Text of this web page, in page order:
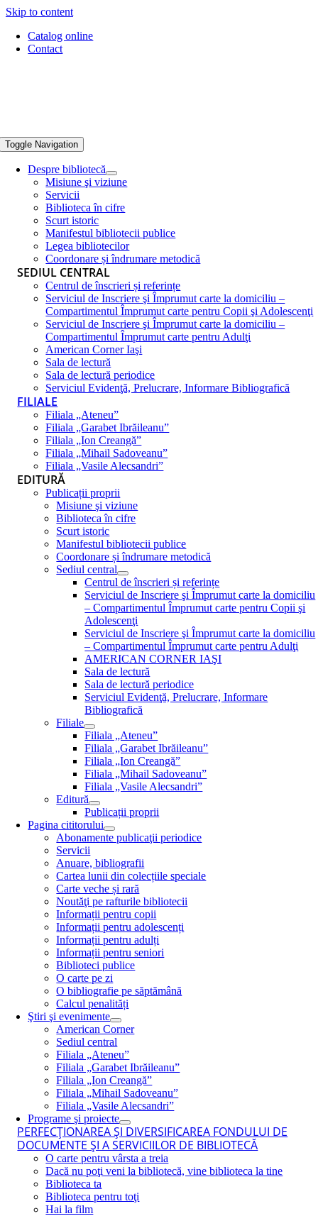
Skip to content
Catalog online
Contact
Toggle Navigation
Despre bibliotecă
Misiune şi viziune
Servicii
Biblioteca în cifre
Scurt istoric
Manifestul bibliotecii publice
Legea bibliotecilor
Coordonare și îndrumare metodică
SEDIUL CENTRAL
Centrul de înscrieri și referințe
Serviciul de Inscriere şi Împrumut carte la domiciliu –
Compartimentul Împrumut carte pentru Copii şi Adolescenţi
Serviciul de Inscriere şi Împrumut carte la domiciliu –
Compartimentul Împrumut carte pentru Adulţi
American Corner Iaşi
Sala de lectură
Sala de lectură periodice
Serviciul Evidenţă, Prelucrare, Informare Bibliografică
FILIALE
Filiala „Ateneu”
Filiala „Garabet Ibrăileanu”
Filiala „Ion Creangă”
Filiala „Mihail Sadoveanu”
Filiala „Vasile Alecsandri”
EDITURĂ
Publicații proprii
Misiune şi viziune
Biblioteca în cifre
Scurt istoric
Manifestul bibliotecii publice
Coordonare și îndrumare metodică
Sediul central
Centrul de înscrieri și referințe
Serviciul de Inscriere şi Împrumut carte la domiciliu
– Compartimentul Împrumut carte pentru Copii şi
Adolescenţi
Serviciul de Inscriere şi Împrumut carte la domiciliu
– Compartimentul Împrumut carte pentru Adulţi
AMERICAN CORNER IAŞI
Sala de lectură
Sala de lectură periodice
Serviciul Evidenţă, Prelucrare, Informare
Bibliografică
Filiale
Filiala „Ateneu”
Filiala „Garabet Ibrăileanu”
Filiala „Ion Creangă”
Filiala „Mihail Sadoveanu”
Filiala „Vasile Alecsandri”
Editură
Publicații proprii
Pagina cititorului
Abonamente publicaţii periodice
Servicii
Anuare, bibliografii
Cartea lunii din colecțiile speciale
Carte veche și rară
Noutăţi pe rafturile bibliotecii
Informații pentru copii
Informații pentru adolescenți
Informații pentru adulți
Informații pentru seniori
Biblioteci publice
O carte pe zi
O bibliografie pe săptămână
Calcul penalități
Ştiri şi evenimente
American Corner
Sediul central
Filiala „Ateneu”
Filiala „Garabet Ibrăileanu”
Filiala „Ion Creangă”
Filiala „Mihail Sadoveanu”
Filiala „Vasile Alecsandri”
Programe şi proiecte
PERFECŢIONAREA ŞI DIVERSIFICAREA FONDULUI DE
DOCUMENTE ŞI A SERVICIILOR DE BIBLIOTECĂ
O carte pentru vârsta a treia
Dacă nu poţi veni la bibliotecă, vine biblioteca la tine
Biblioteca ta
Biblioteca pentru toţi
Hai la film